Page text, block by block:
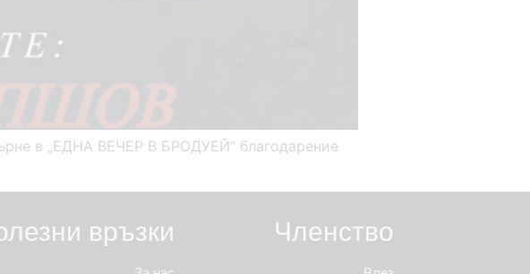
в „ЕДНА ВЕЧЕР В БРОДУЕЙ“ благодарение
връзки Членство